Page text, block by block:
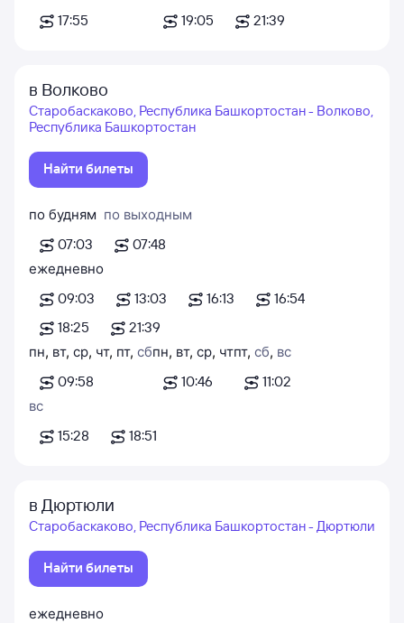
17:55 19:05 21:39
в Волково
Старобаскаково, Республика Башкортостан - Волково,
Республика Башкортостан
Найти билеты
по будням
07:03
по выходным
07:48
ежедневно
09:03
13:03 16:13
16:54
18:25
21:39
пн, вт, ср, чт, пт, сб
09:58
пн, вт, ср, чт
10:46
пт, сб, вс
11:02
вс
15:28
18:51
в Дюртюли
Старобаскаково, Республика Башкортостан - Дюртюли
Найти билеты
ежедневно